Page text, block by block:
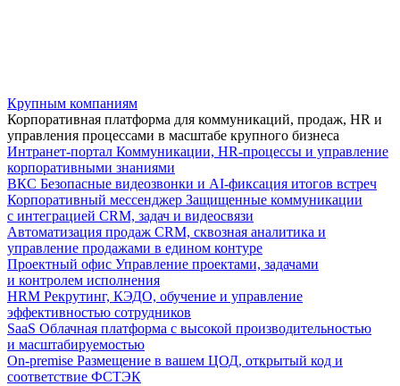
Крупным компаниям
Корпоративная платформа для коммуникаций, продаж, HR и
управления процессами в масштабе крупного бизнеса
Интранет-портал Коммуникации, HR-процессы и управление
корпоративными знаниями
ВКС Безопасные видеозвонки и AI-фиксация итогов встреч
Корпоративный мессенджер Защищенные коммуникации
с интеграцией CRM, задач и видеосвязи
Автоматизация продаж CRM, сквозная аналитика и
управление продажами в едином контуре
Проектный офис Управление проектами, задачами
и контролем исполнения
HRM Рекрутинг, КЭДО, обучение и управление
эффективностью сотрудников
SaaS Облачная платформа с высокой производительностью
и масштабируемостью
On-premise Размещение в вашем ЦОД, открытый код и
соответствие ФСТЭК